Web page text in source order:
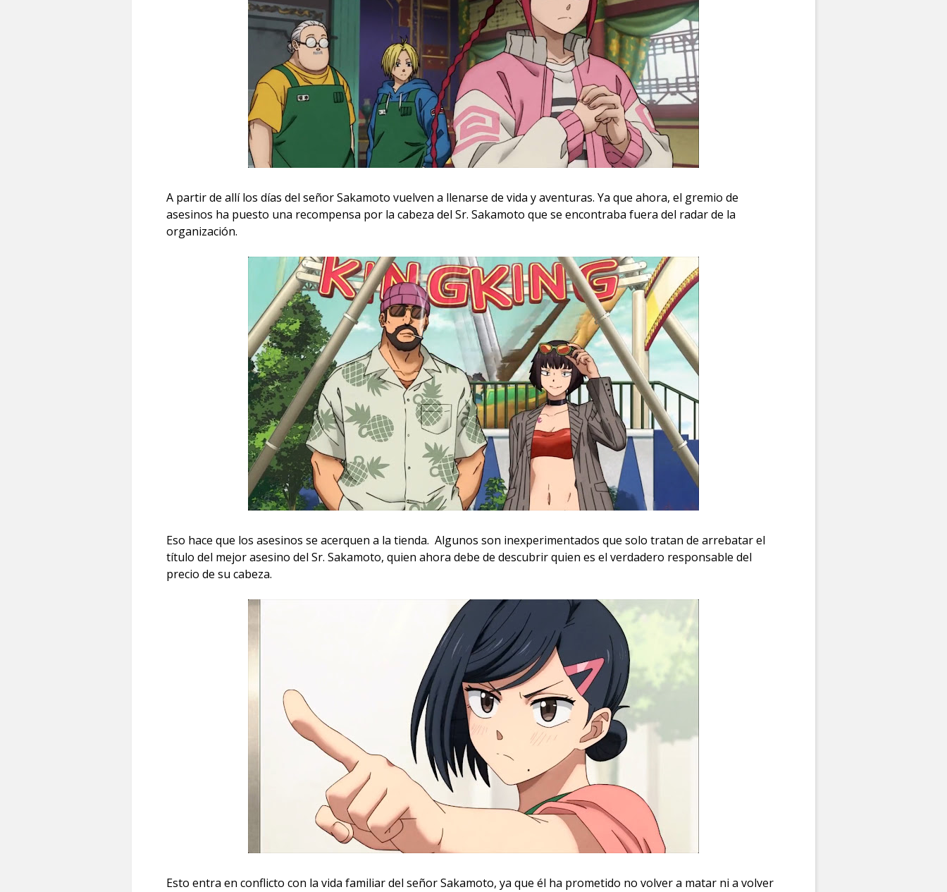
A partir de allí los días del señor Sakamoto vuelven a llenarse de vida y aventuras. Ya que ahora, el gremio de
asesinos ha puesto una recompensa por la cabeza del Sr. Sakamoto que se encontraba fuera del radar de la
organización.
Eso hace que los asesinos se acerquen a la tienda. Algunos son inexperimentados que solo tratan de arrebatar el
título del mejor asesino del Sr. Sakamoto, quien ahora debe de descubrir quien es el verdadero responsable del
precio de su cabeza.
Esto entra en conflicto con la vida familiar del señor Sakamoto, ya que él ha prometido no volver a matar ni a volver